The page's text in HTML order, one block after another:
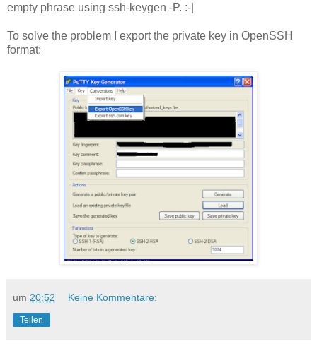
empty phrase using ssh-keygen -P. :-|
To solve the problem I export the private key in OpenSSH
format:
um 20:52 Keine Kommentare:
Teilen